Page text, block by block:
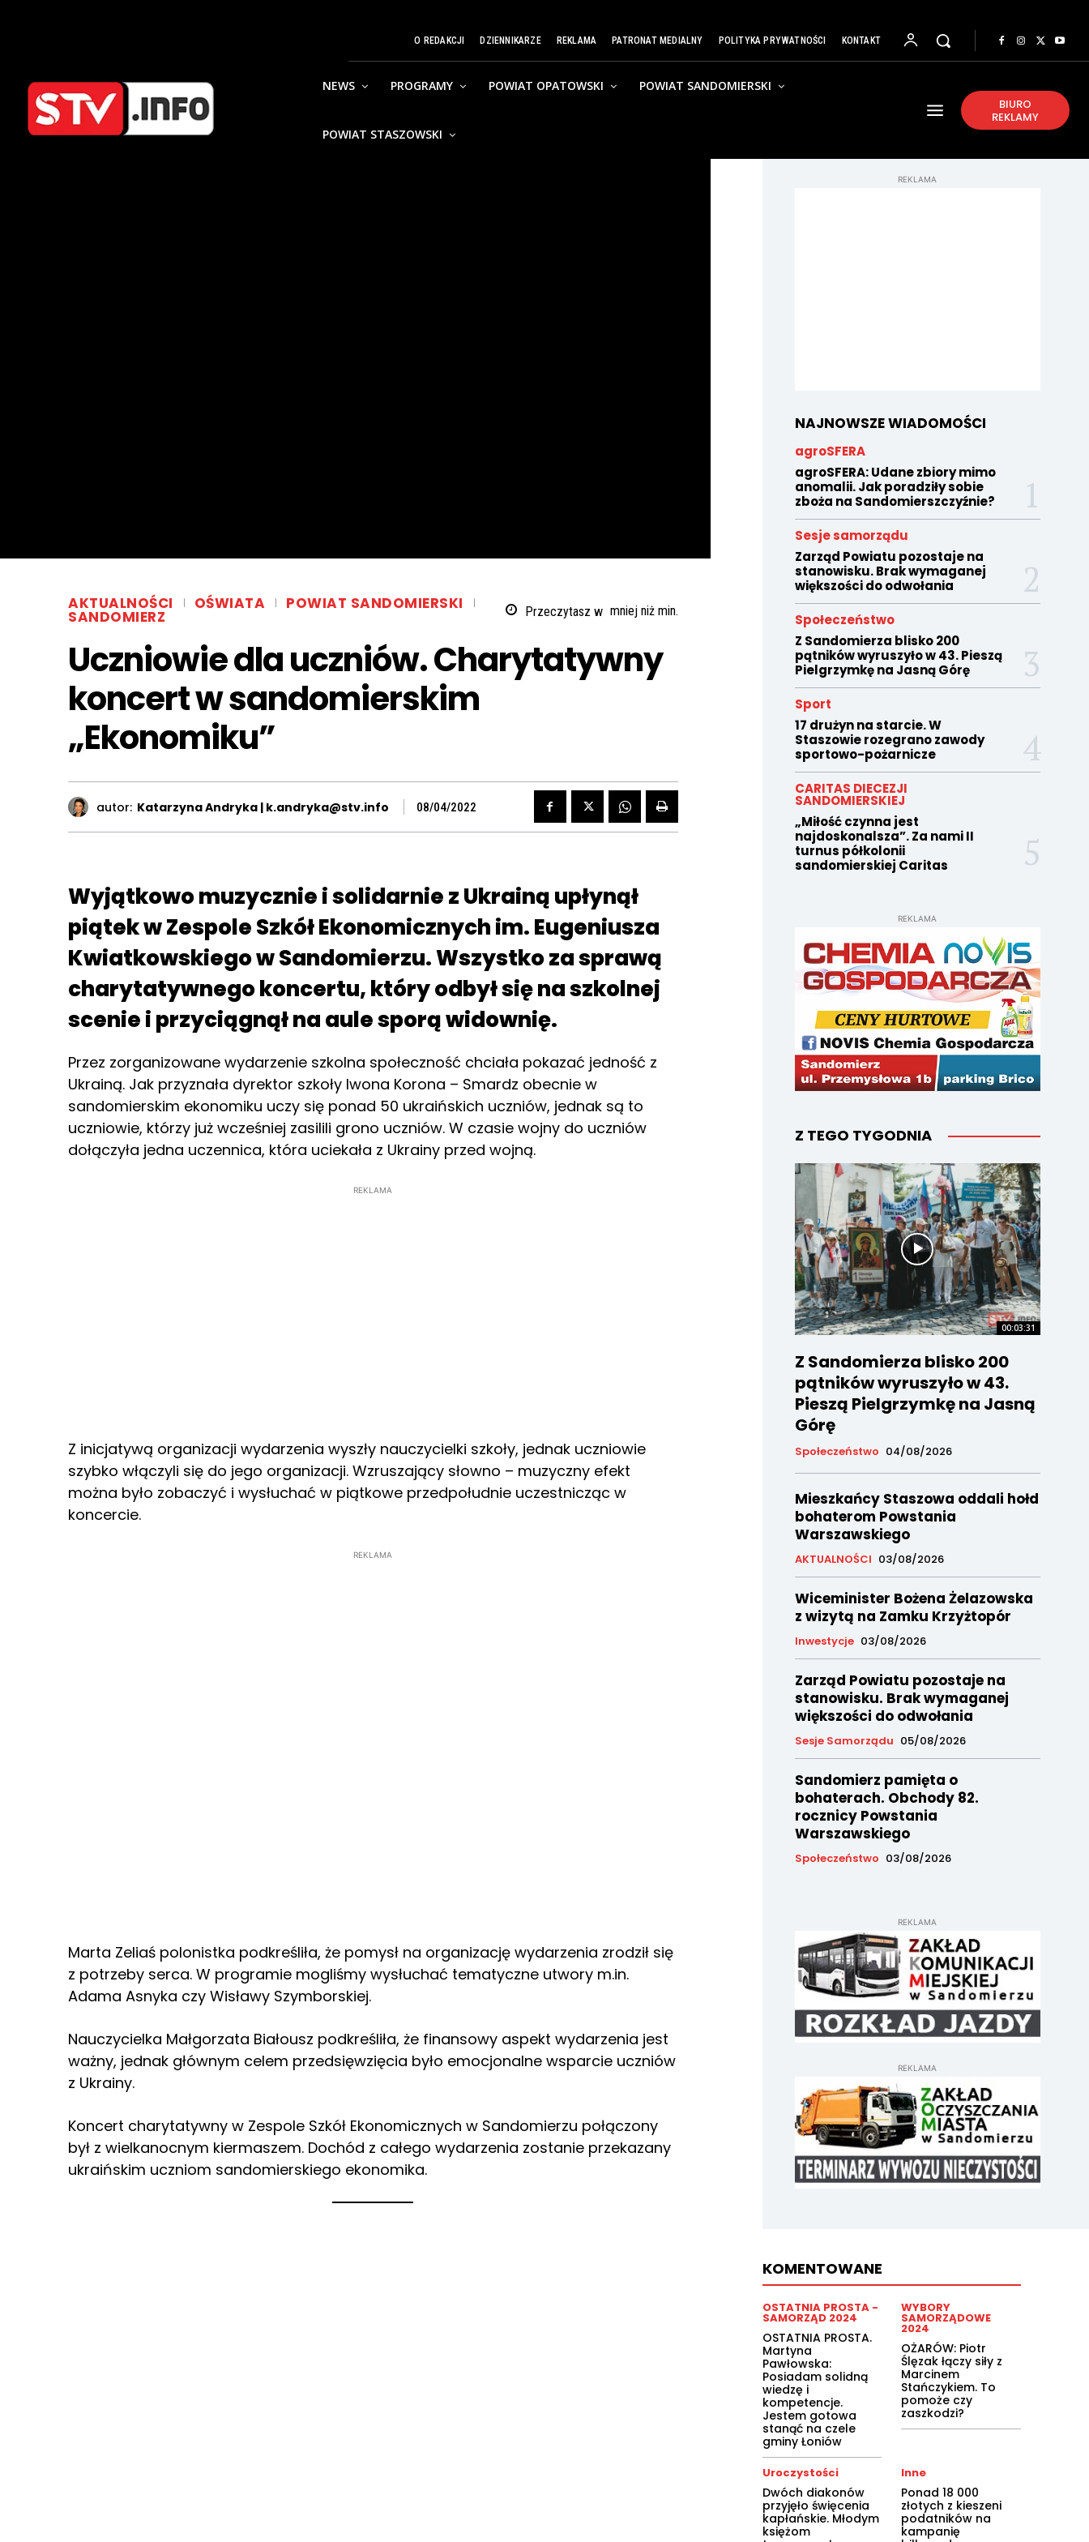
O REDAKCJI DZIENNIKARZE REKLAMA PATRONAT MEDIALNY POLITYKA PRYWATNOŚCI KONTAKT
NEWS PROGRAMY POWIAT OPATOWSKI POWIAT SANDOMIERSKI
POWIAT STASZOWSKI
BIURO
REKLAMY
AKTUALNOŚCI OŚWIATA POWIAT SANDOMIERSKI
SANDOMIERZ Przeczytasz w mniej niżmin.
Uczniowie dla uczniów. Charytatywny
koncert w sandomierskim
„Ekonomiku”
autor: Katarzyna Andryka | k.andryka@stv.info 08/04/2022
Wyjątkowo muzycznie i solidarnie z Ukrainą upłynął
piątek w Zespole Szkół Ekonomicznych im. Eugeniusza
Kwiatkowskiego w Sandomierzu. Wszystko za sprawą
charytatywnego koncertu, który odbył się na szkolnej
scenie i przyciągnął na aule sporą widownię.
Przez zorganizowane wydarzenie szkolna społeczność chciała pokazać jedność z
Ukrainą. Jak przyznała dyrektor szkoły Iwona Korona – Smardz obecnie w
sandomierskim ekonomiku uczy się ponad 50 ukraińskich uczniów, jednak są to
uczniowie, którzy już wcześniej zasilili grono uczniów. W czasie wojny do uczniów
dołączyła jedna uczennica, która uciekała z Ukrainy przed wojną.
REKLAMA
Z inicjatywą organizacji wydarzenia wyszły nauczycielki szkoły, jednak uczniowie
szybko włączyli się do jego organizacji. Wzruszający słowno – muzyczny efekt
można było zobaczyć i wysłuchać w piątkowe przedpołudnie uczestnicząc w
koncercie.
REKLAMA
Marta Zeliaś polonistka podkreśliła, że pomysł na organizację wydarzenia zrodził się
z potrzeby serca. W programie mogliśmy wysłuchać tematyczne utwory m.in.
Adama Asnyka czy Wisławy Szymborskiej.
Nauczycielka Małgorzata Białousz podkreśliła, że finansowy aspekt wydarzenia jest
ważny, jednak głównym celem przedsięwzięcia było emocjonalne wsparcie uczniów
z Ukrainy.
Koncert charytatywny w Zespole Szkół Ekonomicznych w Sandomierzu połączony
był z wielkanocnym kiermaszem. Dochód z całego wydarzenia zostanie przekazany
ukraińskim uczniom sandomierskiego ekonomika.
REKLAMA
NAJNOWSZE WIADOMOŚCI
agroSFERA
agroSFERA: Udane zbiory mimo
anomalii. Jak poradziły sobie
zboża na Sandomierszczyźnie?
Sesje samorządu
Zarząd Powiatu pozostaje na
stanowisku. Brak wymaganej
większości do odwołania
Społeczeństwo
Z Sandomierza blisko 200
pątników wyruszyło w 43. Pieszą
Pielgrzymkę na Jasną Górę
Sport
17 drużyn na starcie. W
Staszowie rozegrano zawody
sportowo-pożarnicze
CARITAS DIECEZJI
SANDOMIERSKIEJ
„Miłość czynna jest
najdoskonalsza”. Za nami II
turnus półkolonii
sandomierskiej Caritas
REKLAMA
Z TEGO TYGODNIA
00:03:31
Z Sandomierza blisko 200
pątników wyruszyło w 43.
Pieszą Pielgrzymkę na Jasną
Górę
Społeczeństwo 04/08/2026
Mieszkańcy Staszowa oddali hołd
bohaterom Powstania
Warszawskiego
AKTUALNOŚCI 03/08/2026
Wiceminister Bożena Żelazowska
z wizytą na Zamku Krzyżtopór
Inwestycje 03/08/2026
Zarząd Powiatu pozostaje na
stanowisku. Brak wymaganej
większości do odwołania
Sesje Samorządu 05/08/2026
Sandomierz pamięta o
bohaterach. Obchody 82.
rocznicy Powstania
Warszawskiego
Społeczeństwo 03/08/2026
REKLAMA
REKLAMA
KOMENTOWANE
OSTATNIA PROSTA -
SAMORZĄD 2024
OSTATNIA PROSTA.
Martyna
Pawłowska:
Posiadam solidną
wiedzę i
kompetencje.
Jestem gotowa
stanąć na czele
gminy Łoniów
WYBORY
SAMORZĄDOWE
2024
OŻARÓW: Piotr
Ślęzak łączy siły z
Marcinem
Stańczykiem. To
pomoże czy
zaszkodzi?
Uroczystości
Dwóch diakonów
przyjęło święcenia
kapłańskie. Młodym
księżom
Inne
Ponad 18 000
złotych z kieszeni
podatników na
kampanię